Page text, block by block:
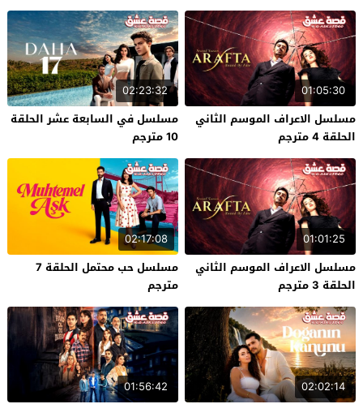
01:05:30
مسلسل الاعراف الموسم الثاني
الحلقة 4 مترجم
02:23:32
مسلسل في السابعة عشر الحلقة
10 مترجم
01:01:25
مسلسل الاعراف الموسم الثاني
الحلقة 3 مترجم
02:17:08
مسلسل حب محتمل الحلقة 7
مترجم
02:02:14
01:56:42